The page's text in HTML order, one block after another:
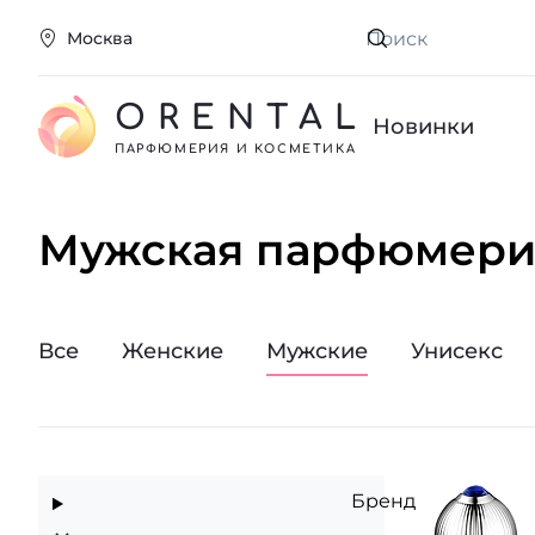
Москва Искать
ORENTAL
ПАРФЮМЕРИЯ И КОСМЕТИКА
Новинки
Мужская
Все Женские Мужские Унисекс
Бренд